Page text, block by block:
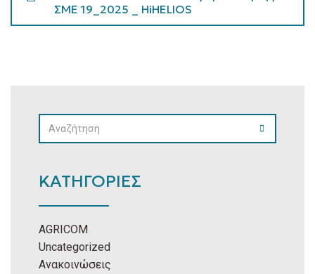
ΣΜΕ 19_2025 _ HiHELIOS
ΚΑΤΗΓΟΡΙΕΣ
AGRICOM
Uncategorized
Ανακοινώσεις